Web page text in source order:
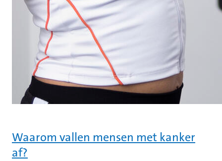
Waarom vallen mensen met kanker
af?